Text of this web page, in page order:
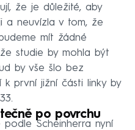
že je důležité, aby
a neuvízla v tom, že
mít žádné
studie by mohla být
by vše šlo bez
k první jižní části linky by
po povrchu
podle Scheinherra nyní